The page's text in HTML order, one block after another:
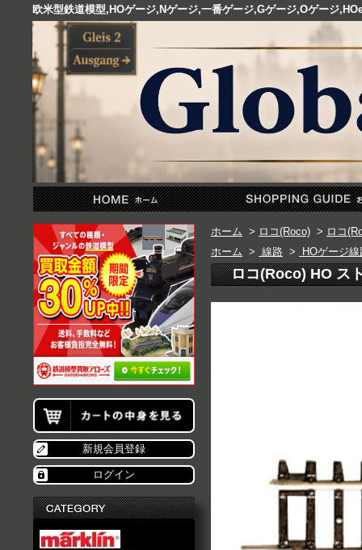
欧米型鉄道模型,HOゲージ,Nゲージ,一番ゲージ,Gゲージ,Oゲージ
新規会員登録
ログイン
ホーム > ロコ(Roco) > ロコ
ホーム > 線路 > HOゲージ
ロコ(Roco) HO ス